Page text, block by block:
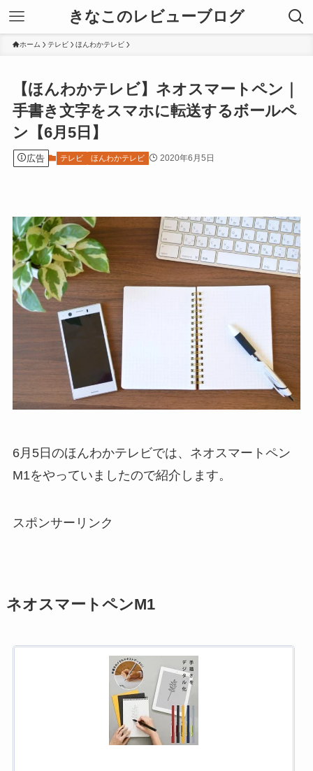
きなこのレビューブログ
ホーム テレビ ほんわかテレビ
【ほんわかテレビ】ネオスマートペン｜
手書き文字をスマホに転送するボールペ
ン【6月5日】
広告 テレビ ほんわかテレビ 2020年6月5日
6月5日のほんわかテレビでは、ネオスマートペン
M1をやっていましたので紹介します。
スポンサーリンク
ネオスマートペンM1